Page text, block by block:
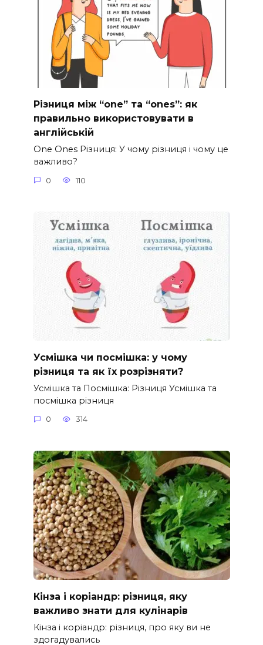
Різниця між “one” та “ones”: як
правильно використовувати в
англійській
One Ones Різниця: У чому різниця і чому це
важливо?
0 110
Усмішка чи посмішка: у чому
різниця та як їх розрізняти?
Усмішка та Посмішка: Різниця Усмішка та
посмішка різниця
0 314
Кінза і коріандр: різниця, яку
важливо знати для кулінарів
Кінза і коріандр: різниця, про яку ви не
здогадувались